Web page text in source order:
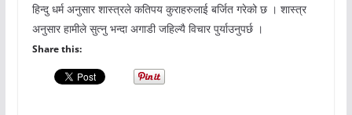
हिन्दु धर्म अनुसार शास्त्रले कतिपय कुराहरुलाई बर्जित गरेको छ । शास्त्र
अनुसार हामीले सुत्नु भन्दा अगाडी जहिल्यै विचार पुर्याउनुपर्छ ।
Share this: